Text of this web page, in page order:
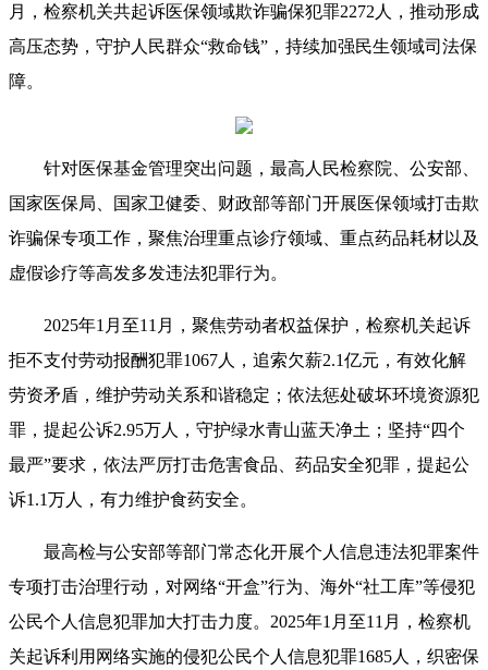
月，检察机关共起诉医保领域欺诈骗保犯罪2272人，推动形成
高压态势，守护人民群众“救命钱”，持续加强民生领域司法保
障。
针对医保基金管理突出问题，最高人民检察院、公安部、
国家医保局、国家卫健委、财政部等部门开展医保领域打击欺
诈骗保专项工作，聚焦治理重点诊疗领域、重点药品耗材以及
虚假诊疗等高发多发违法犯罪行为。
2025年1月至11月，聚焦劳动者权益保护，检察机关起诉
拒不支付劳动报酬犯罪1067人，追索欠薪2.1亿元，有效化解
劳资矛盾，维护劳动关系和谐稳定；依法惩处破坏环境资源犯
罪，提起公诉2.95万人，守护绿水青山蓝天净土；坚持“四个
最严”要求，依法严厉打击危害食品、药品安全犯罪，提起公
诉1.1万人，有力维护食药安全。
最高检与公安部等部门常态化开展个人信息违法犯罪案件
专项打击治理行动，对网络“开盒”行为、海外“社工库”等侵犯
公民个人信息犯罪加大打击力度。2025年1月至11月，检察机
关起诉利用网络实施的侵犯公民个人信息犯罪1685人，织密保